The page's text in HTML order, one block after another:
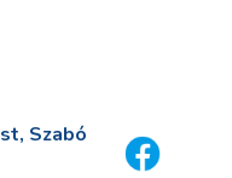
Szabó